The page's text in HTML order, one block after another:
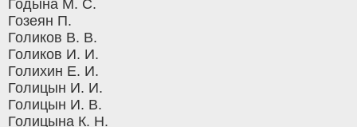
Годына М. С.
Гозеян П.
Голиков В. В.
Голиков И. И.
Голихин Е. И.
Голицын И. И.
Голицын И. В.
Голицына К. Н.